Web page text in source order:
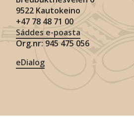
9522 Kautokeino
+47 78 48 71 00
Sáddes e-poasta
Org.nr: 945 475 056
eDialog